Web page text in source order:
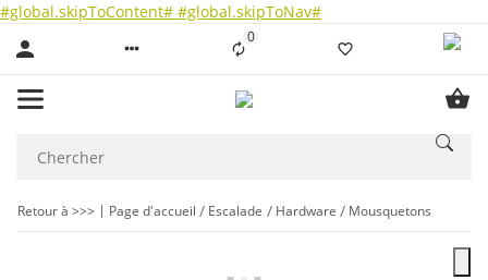
#global.skipToContent# #global.skipToNav#
0Liste ist leer
Retour à >>> Page d'accueil Escalade Hardware Mousquetons